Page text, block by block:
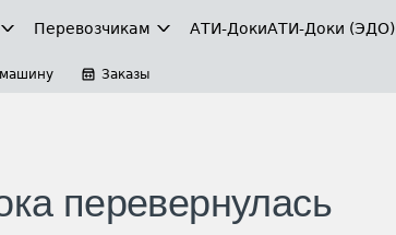
Перевозчикам АТИ-ДокиАТИ-Доки (ЭДО)
Заказы
перевернулась